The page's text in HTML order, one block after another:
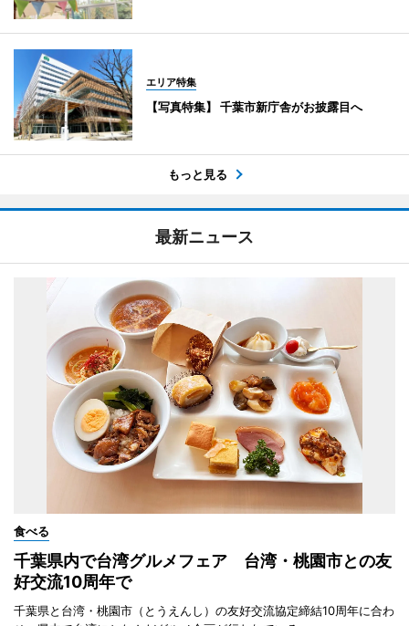
エリア特集
【写真特集】 千葉市新庁舎がお披露目へ
もっと見る
最新ニュース
食べる
千葉県内で台湾グルメフェア 台湾・桃園市との友
好交流10周年で
千葉県と台湾・桃園市（とうえんし）の友好交流協定締結10周年に合わ